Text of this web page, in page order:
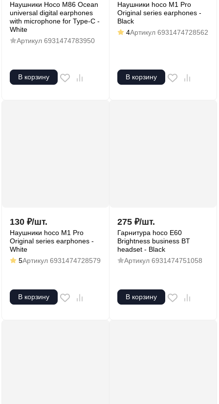
Наушники Hoco M86 Ocean
universal digital earphones
with microphone for Type-C -
White
Артикул 6931474783950
В корзину
Наушники hoco M1 Pro
Original series earphones -
Black
4Артикул 6931474728562
В корзину
130 ₽/шт.
Наушники hoco M1 Pro
Original series earphones -
White
5Артикул 6931474728579
В корзину
275 ₽/шт.
Гарнитура hoco E60
Brightness business BT
headset - Black
Артикул 6931474751058
В корзину